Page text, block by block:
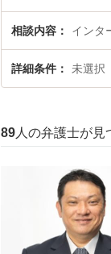
相談内容 インタ
詳細条件 未選択
89 人の弁護士が見